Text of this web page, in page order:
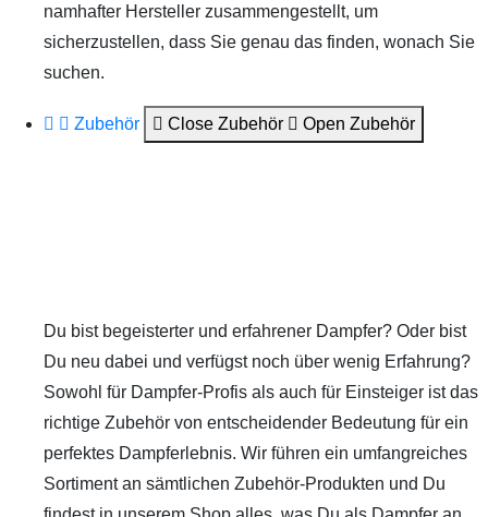
namhafter Hersteller zusammengestellt, um
sicherzustellen, dass Sie genau das finden, wonach Sie
suchen.
Zubehör Close Zubehör Open Zubehör
Du bist begeisterter und erfahrener Dampfer? Oder bist
Du neu dabei und verfügst noch über wenig Erfahrung?
Sowohl für Dampfer-Profis als auch für Einsteiger ist das
richtige Zubehör von entscheidender Bedeutung für ein
perfektes Dampferlebnis. Wir führen ein umfangreiches
Sortiment an sämtlichen Zubehör-Produkten und Du